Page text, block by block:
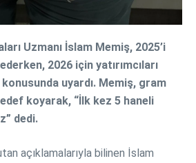
Uzmanı İslam Memiş, 2025’i
2026 için yatırımcıları
konusunda uyardı. Memiş, gram
koyarak, “İlk kez 5 haneli
dedi.
açıklamalarıyla bilinen İslam